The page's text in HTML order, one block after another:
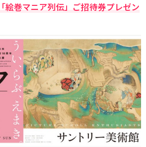
絵巻マニア列伝」ご招待券プレゼン